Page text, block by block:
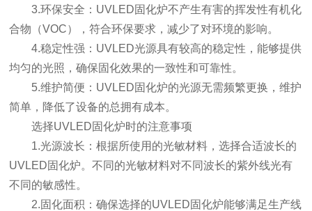
3.环保安全：UVLED固化炉不产生有害的挥发性有机化
合物（VOC），符合环保要求，减少了对环境的影响。
4.稳定性强：UVLED光源具有较高的稳定性，能够提供
均匀的光照，确保固化效果的一致性和可靠性。
5.维护简便：UVLED固化炉的光源无需频繁更换，维护
简单，降低了设备的总拥有成本。
选择UVLED固化炉时的注意事项
1.光源波长：根据所使用的光敏材料，选择合适波长的
UVLED固化炉。不同的光敏材料对不同波长的紫外线光有
不同的敏感性。
2.固化面积：确保选择的UVLED固化炉能够满足生产线